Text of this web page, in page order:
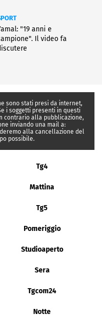
"19 anni e
Il video fa
sono stati presi da internet,
i soggetti presenti in questi
contrario alla pubblicazione,
inviando una mail a:
alla cancellazione del
possibile.
Tg4
Mattina
Tg5
Pomeriggio
Studioaperto
Sera
Tgcom24
Notte